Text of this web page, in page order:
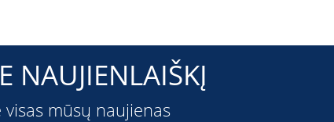
NAUJIENLAIŠKĮ
mūsų naujienas